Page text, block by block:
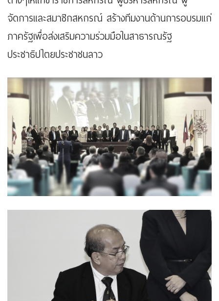
จัดการและสมาชิกสหกรณ์ สร้างทีมงานด้านการอบรมแก่
ภาครัฐเพื่อส่งเสริมความร่วมมือในสาธารณรัฐ
ประชาธิปไตยประชาชนลาว